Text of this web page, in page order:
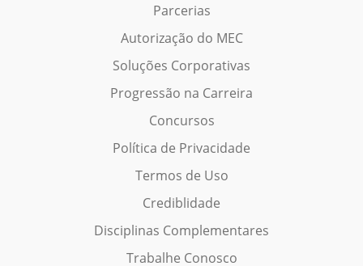
Parcerias
Autorização do MEC
Soluções Corporativas
Progressão na Carreira
Concursos
Política de Privacidade
Termos de Uso
Crediblidade
Disciplinas Complementares
Trabalhe Conosco